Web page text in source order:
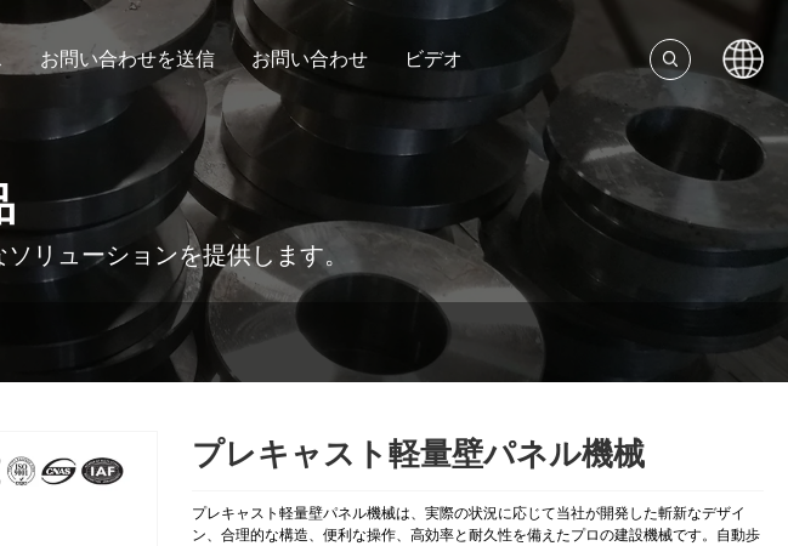
お問い合わせを送信 お問い合わせ ビデオ
リューションを提供します。
プレキャスト軽量壁パネル機械
プレキャスト軽量壁パネル機械は、実際の状況に応じて当社が開発した斬新なデザイ
ン、合理的な構造、便利な操作、高効率と耐久性を備えたプロの建設機械です。自動歩